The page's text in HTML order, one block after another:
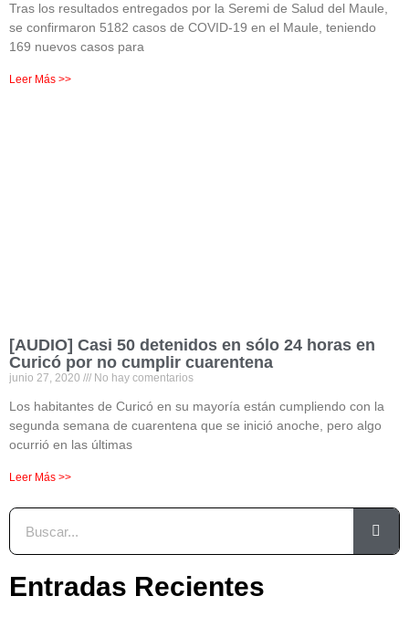
Tras los resultados entregados por la Seremi de Salud del Maule,
se confirmaron 5182 casos de COVID-19 en el Maule, teniendo
169 nuevos casos para
Leer Más >>
[AUDIO] Casi 50 detenidos en sólo 24 horas en
Curicó por no cumplir cuarentena
junio 27, 2020 No hay comentarios
Los habitantes de Curicó en su mayoría están cumpliendo con la
segunda semana de cuarentena que se inició anoche, pero algo
ocurrió en las últimas
Leer Más >>
Entradas Recientes